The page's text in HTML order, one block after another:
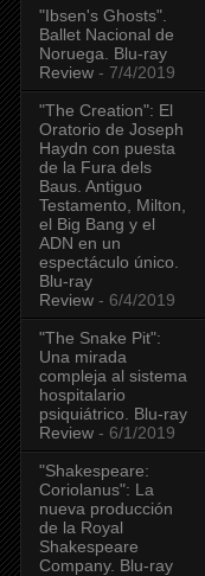
"Ibsen's Ghosts".
Ballet Nacional de
Noruega. Blu-ray
Review - 7/4/2019
"The Creation": El
Oratorio de Joseph
Haydn con puesta
de la Fura dels
Baus. Antiguo
Testamento, Milton,
el Big Bang y el
ADN en un
espectáculo único.
Blu-ray
Review - 6/4/2019
"The Snake Pit":
Una mirada
compleja al sistema
hospitalario
psiquiátrico. Blu-ray
Review - 6/1/2019
"Shakespeare:
Coriolanus": La
nueva producción
de la Royal
Shakespeare
Company. Blu-ray